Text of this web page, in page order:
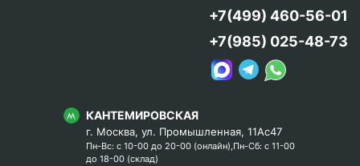
КАНТЕМИРОВСКАЯ
г. Москва, ул. Промышленная, 11Ас47
Пн-Вс: с 10-00 до 20-00 (онлайн),Пн-Сб: с 11-00
до 18-00 (склад)
+7(499) 460-56-01
+7(985) 025-48-73